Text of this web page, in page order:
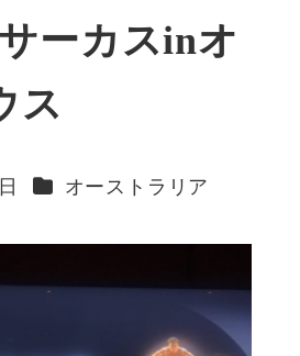
ーカスinオ
ス
カテゴリー
オーストラリア